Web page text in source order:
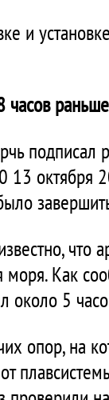
и
часов раньше
13 октября
что
моря. Как
около 5
опор, на